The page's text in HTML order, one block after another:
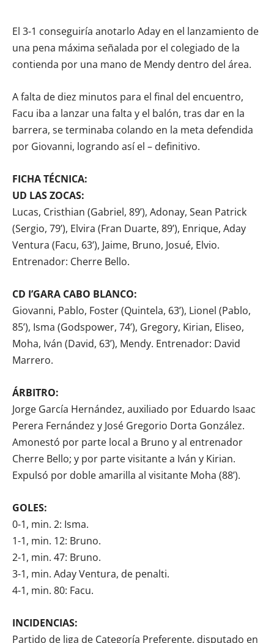
El 3-1 conseguiría anotarlo Aday en el lanzamiento de
una pena máxima señalada por el colegiado de la
contienda por una mano de Mendy dentro del área.
A falta de diez minutos para el final del encuentro,
Facu iba a lanzar una falta y el balón, tras dar en la
barrera, se terminaba colando en la meta defendida
por Giovanni, logrando así el – definitivo.
FICHA TÉCNICA:
UD LAS ZOCAS:
Lucas, Cristhian (Gabriel, 89’), Adonay, Sean Patrick
(Sergio, 79’), Elvira (Fran Duarte, 89’), Enrique, Aday
Ventura (Facu, 63’), Jaime, Bruno, Josué, Elvio.
Entrenador: Cherre Bello.
CD I’GARA CABO BLANCO:
Giovanni, Pablo, Foster (Quintela, 63’), Lionel (Pablo,
85’), Isma (Godspower, 74’), Gregory, Kirian, Eliseo,
Moha, Iván (David, 63’), Mendy. Entrenador: David
Marrero.
ÁRBITRO:
Jorge García Hernández, auxiliado por Eduardo Isaac
Perera Fernández y José Gregorio Dorta González.
Amonestó por parte local a Bruno y al entrenador
Cherre Bello; y por parte visitante a Iván y Kirian.
Expulsó por doble amarilla al visitante Moha (88’).
GOLES:
0-1, min. 2: Isma.
1-1, min. 12: Bruno.
2-1, min. 47: Bruno.
3-1, min. Aday Ventura, de penalti.
4-1, min. 80: Facu.
INCIDENCIAS:
Partido de liga de Categoría Preferente, disputado en